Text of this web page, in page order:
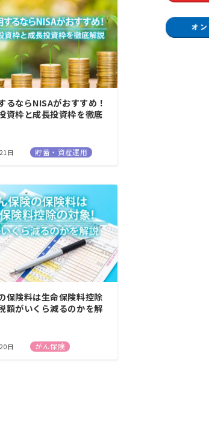
貯蓄・資産運用
るならNISAがおすすめ！
資枠と成長投資枠を徹底
日
がん保険
保険料は生命保険料控除
額がいくら減るのかを解
日